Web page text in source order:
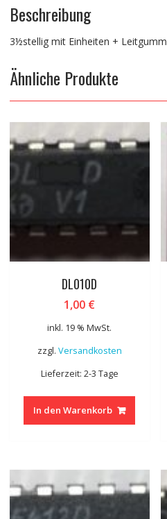
Beschreibung
3½stellig mit Einheiten +
Ähnliche Produkte
DL010D
1,00 €
inkl. 19 % MwSt.
zzgl. Versandkosten
Lieferzeit: 2-3 Tage
In den Warenkorb